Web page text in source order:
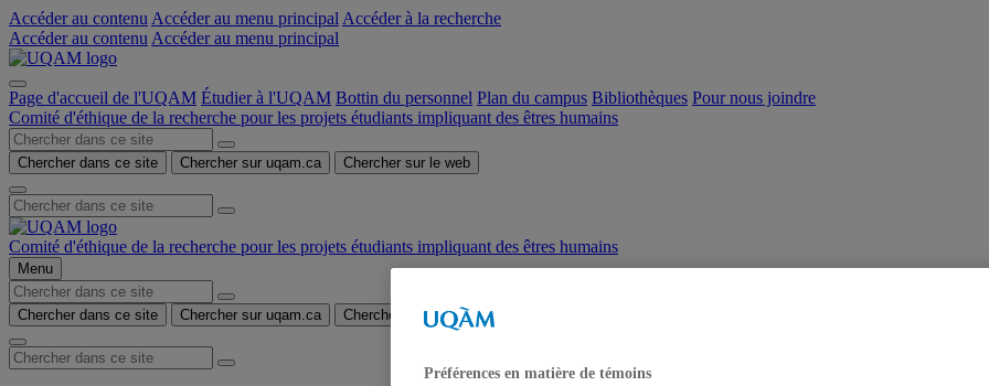
Accéder au contenu Accéder au menu principal Accéder à la recherche
Accéder au contenu Accéder au menu principal
Page d'accueil de l'UQAM Étudier à l'UQAM Bottin du personnel Plan du campus Bibliothèques Pour nous joindre
Comité d'éthique de la recherche pour les projets étudiants impliquant des êtres humains
Chercher dans ce site Chercher sur uqam.ca Chercher sur le web
Comité d'éthique de la recherche pour les projets étudiants impliquant des êtres humains
Menu
Chercher dans ce site Chercher sur uqam.ca Chercher sur le web
Préférences en matière de témoins